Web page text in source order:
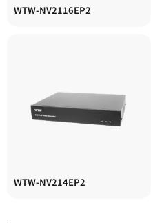
WTW-NV2116EP2
WTW-NV214EP2